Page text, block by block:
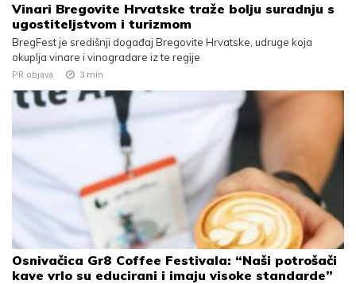
Vinari Bregovite Hrvatske traže bolju suradnju s
ugostiteljstvom i turizmom
BregFest je središnji događaj Bregovite Hrvatske, udruge koja
okuplja vinare i vinogradare iz te regije
PR objava 3 min
Osnivačica Gr8 Coffee Festivala: “Naši potrošači
kave vrlo su educirani i imaju visoke standarde”